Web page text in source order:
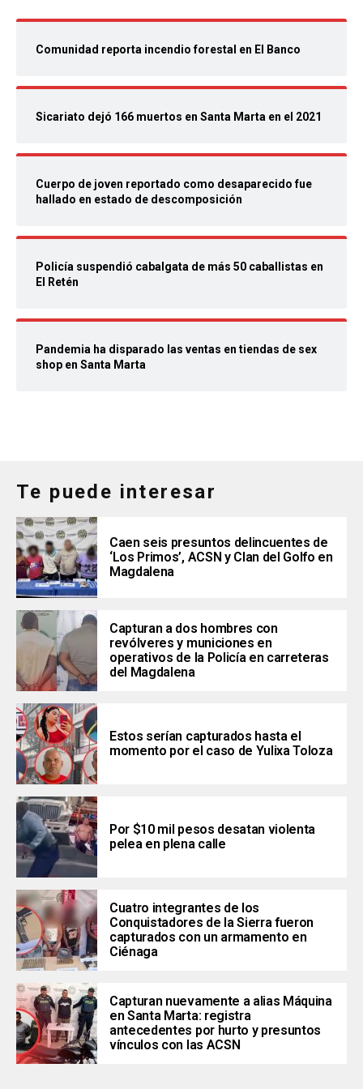
Comunidad reporta incendio forestal en El Banco
Sicariato dejó 166 muertos en Santa Marta en el 2021
Cuerpo de joven reportado como desaparecido fue
hallado en estado de descomposición
Policía suspendió cabalgata de más 50 caballistas en
El Retén
Pandemia ha disparado las ventas en tiendas de sex
shop en Santa Marta
Te puede interesar
Caen seis presuntos delincuentes de
‘Los Primos’, ACSN y Clan del Golfo en
Magdalena
Capturan a dos hombres con
revólveres y municiones en
operativos de la Policía en carreteras
del Magdalena
Estos serían capturados hasta el
momento por el caso de Yulixa Toloza
Por $10 mil pesos desatan violenta
pelea en plena calle
Cuatro integrantes de los
Conquistadores de la Sierra fueron
capturados con un armamento en
Ciénaga
Capturan nuevamente a alias Máquina
en Santa Marta: registra
antecedentes por hurto y presuntos
vínculos con las ACSN